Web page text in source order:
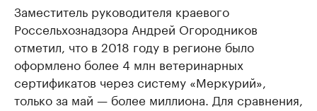
Заместитель руководителя краевого
Россельхознадзора Андрей Огородников
отметил, что в 2018 году в регионе было
оформлено более 4 млн ветеринарных
сертификатов через систему «Меркурий»,
только за май — более миллиона. Для сравнения,